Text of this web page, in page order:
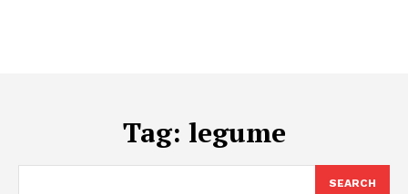
Tag: legume
SEARCH